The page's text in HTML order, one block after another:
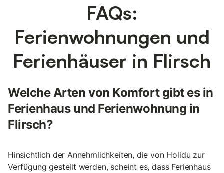
FAQs:
Ferienwohnungen und
Ferienhäuser in Flirsch
Welche Arten von Komfort gibt es in
Ferienhaus und Ferienwohnung in
Flirsch?
Hinsichtlich der Annehmlichkeiten, die von Holidu zur
Verfügung gestellt werden, scheint es, dass Ferienhaus